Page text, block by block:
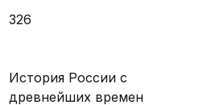
326
История России с
древнейших времен